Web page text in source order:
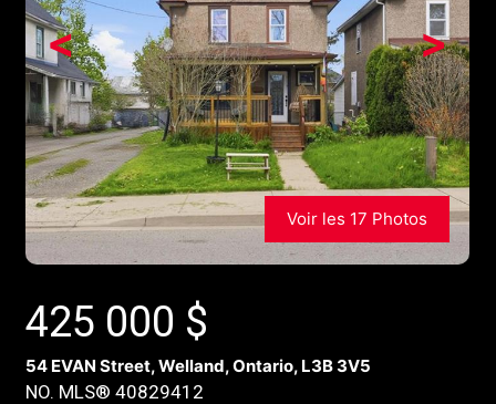
>
<
Voir les 17 Photos
425 000 $
54 EVAN Street, Welland, Ontario, L3B 3V5
NO. MLS® 40829412